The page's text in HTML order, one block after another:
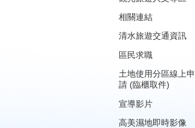
相關連結
清水旅遊交通資訊
區民求職
土地使用分區線上申
請 (臨櫃取件)
宣導影片
高美濕地即時影像